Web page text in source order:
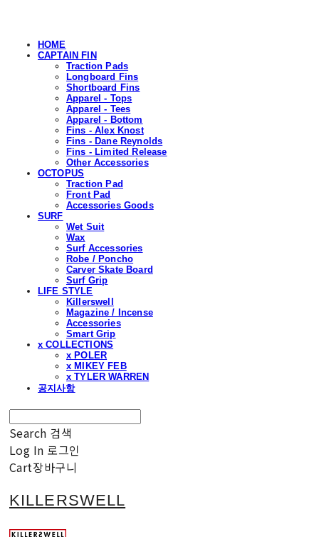
HOME
CAPTAIN FIN
Traction Pads
Longboard Fins
Shortboard Fins
Apparel - Tops
Apparel - Tees
Apparel - Bottom
Fins - Alex Knost
Fins - Dane Reynolds
Fins - Limited Release
Other Accessories
OCTOPUS
Traction Pad
Front Pad
Accessories Goods
SURF
Wet Suit
Wax
Surf Accessories
Robe / Poncho
Carver Skate Board
Surf Grip
LIFE STYLE
Killerswell
Magazine / Incense
Accessories
Smart Grip
x COLLECTIONS
x POLER
x MIKEY FEB
x TYLER WARREN
공지사항
Search 검색
Log In 로그인
Cart장바구니
KILLERSWELL